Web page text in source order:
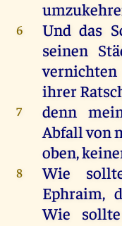
6 Und das
seinen
vernichten
ihrer
7 denn
Abfallvon
oben,
8 Wie
Ephraim,
Wie
sollte